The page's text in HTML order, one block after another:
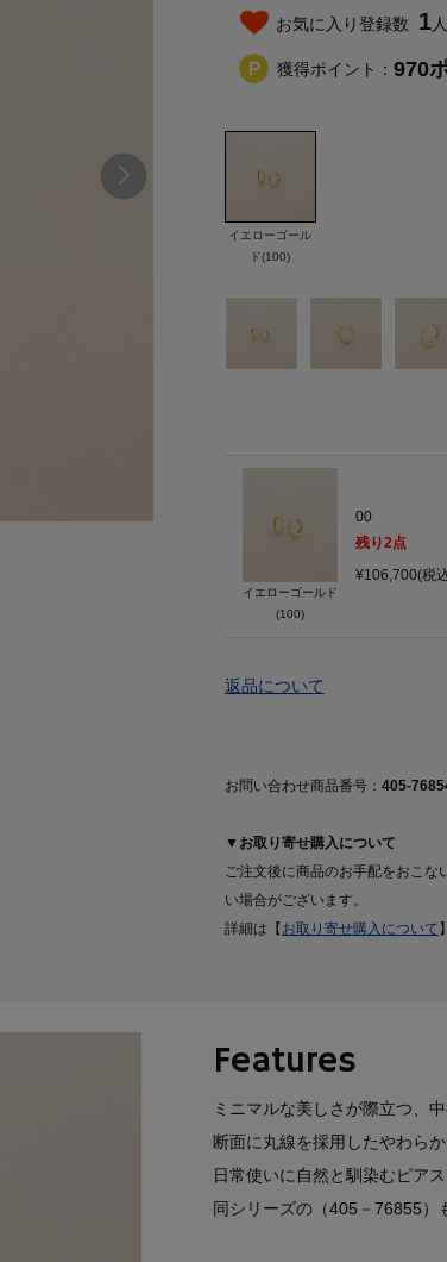
お気に入り登録数 1人
獲得ポイント： 970
イエローゴール
ド(100)
イエローゴールド
(100)
00
残り2点
¥106,700(税
返品について
お問い合わせ商品番号： 405-
▼お取り寄せ購入について
ご注文後に商品のお手配をおこな
い場合がございます。
詳細は【 お取り寄せ購入について
Features
ミニマルな美しさが際立つ、中
断面に丸線を採用したやわら
日常使いに自然と馴染むピアス
同シリーズの（405－76855）